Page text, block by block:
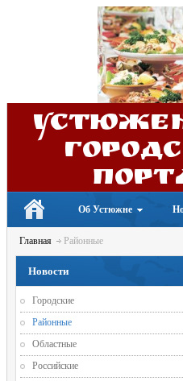
Об Устюжне
Главная Районные
Новости
Городские
Районные
Областные
Российские